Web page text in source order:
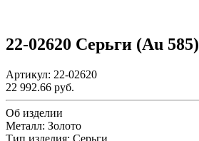
22-02620 Серьги (Au 585)
Артикул: 22-02620
22 992.66 руб.
Об изделии
Металл: Золото
Тип изделия: Cерьги